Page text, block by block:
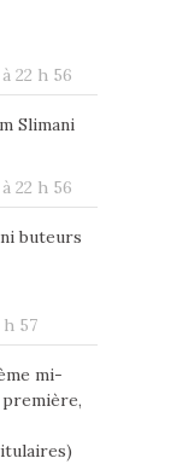
22 h 56
Slimani
22 h 56
buteurs
h 57
mi-